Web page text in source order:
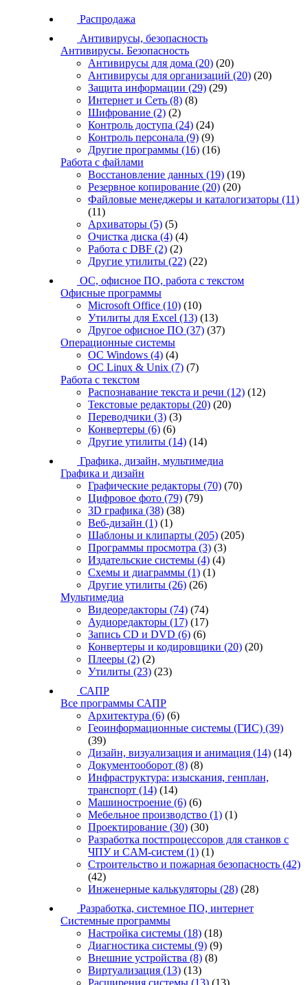
Распродажа
Антивирусы, безопасность
Антивирусы. Безопасность
Антивирусы для дома (20) (20)
Антивирусы для организаций (20) (20)
Защита информации (29) (29)
Интернет и Сеть (8) (8)
Шифрование (2) (2)
Контроль доступа (24) (24)
Контроль персонала (9) (9)
Другие программы (16) (16)
Работа с файлами
Восстановление данных (19) (19)
Резервное копирование (20) (20)
Файловые менеджеры и каталогизаторы (11)
(11)
Архиваторы (5) (5)
Очистка диска (4) (4)
Работа с DBF (2) (2)
Другие утилиты (22) (22)
ОС, офисное ПО, работа с текстом
Офисные программы
Microsoft Office (10) (10)
Утилиты для Excel (13) (13)
Другое офисное ПО (37) (37)
Операционные системы
ОС Windows (4) (4)
ОС Linux & Unix (7) (7)
Работа с текстом
Распознавание текста и речи (12) (12)
Текстовые редакторы (20) (20)
Переводчики (3) (3)
Конвертеры (6) (6)
Другие утилиты (14) (14)
Графика, дизайн, мультимедиа
Графика и дизайн
Графические редакторы (70) (70)
Цифровое фото (79) (79)
3D графика (38) (38)
Веб-дизайн (1) (1)
Шаблоны и клипарты (205) (205)
Программы просмотра (3) (3)
Издательские системы (4) (4)
Схемы и диаграммы (1) (1)
Другие утилиты (26) (26)
Мультимедиа
Видеоредакторы (74) (74)
Аудиоредакторы (17) (17)
Запись CD и DVD (6) (6)
Конвертеры и кодировщики (20) (20)
Плееры (2) (2)
Утилиты (23) (23)
САПР
Все программы САПР
Архитектура (6) (6)
Геоинформационные системы (ГИС) (39)
(39)
Дизайн, визуализация и анимация (14) (14)
Документооборот (8) (8)
Инфраструктура: изыскания, генплан,
транспорт (14) (14)
Машиностроение (6) (6)
Мебельное производство (1) (1)
Проектирование (30) (30)
Разработка постпроцессоров для станков с
ЧПУ и CAM-систем (1) (1)
Строительство и пожарная безопасность (42)
(42)
Инженерные калькуляторы (28) (28)
Разработка, системное ПО, интернет
Системные программы
Настройка системы (18) (18)
Диагностика системы (9) (9)
Внешние устройства (8) (8)
Виртуализация (13) (13)